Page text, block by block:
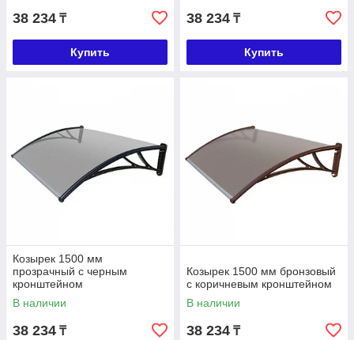
38 234 ₸
Купить
38 234 ₸
Купить
Козырек 1500 мм
прозрачный с черным
кронштейном
В наличии
38 234 ₸
Козырек 1500 мм бронзовый
с коричневым кронштейном
В наличии
38 234 ₸